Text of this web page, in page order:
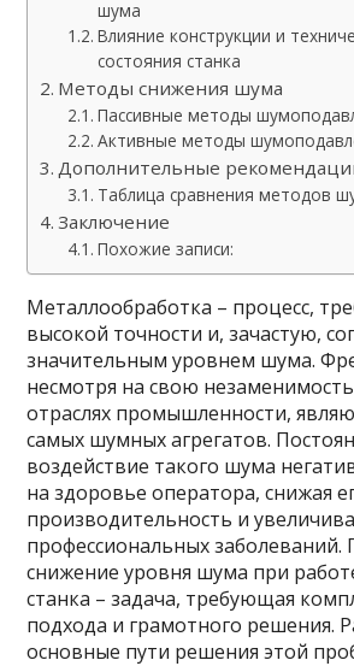
шума
Влияние конструкции и
состояния станка
Методы снижения шума
Пассивные методы
Активные методы
Дополнительные
Таблица сравнения методов
Заключение
Похожие записи:
Металлообработка – процесс,
высокой точности и, зачастую,
значительным уровнем шума.
несмотря на свою
отраслях промышленности,
самых шумных агрегатов.
воздействие такого шума
на здоровье оператора, снижая
производительность и
профессиональных заболеваний.
снижение уровня шума при
станка – задача, требующая
подхода и грамотного решения.
основные пути решения этой